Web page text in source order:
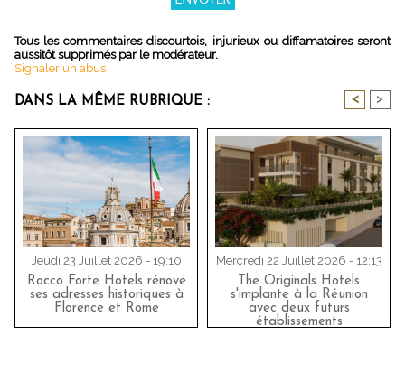
Tous les commentaires discourtois, injurieux ou diffamatoires seront
aussitôt supprimés par le modérateur.
Signaler un abus
DANS LA MÊME RUBRIQUE : < >
Jeudi 23 Juillet 2026 - 19:10
Rocco Forte Hotels rénove
ses adresses historiques à
Florence et Rome
Mercredi 22 Juillet 2026 - 12:13
The Originals Hotels
s'implante à la Réunion
avec deux futurs
établissements